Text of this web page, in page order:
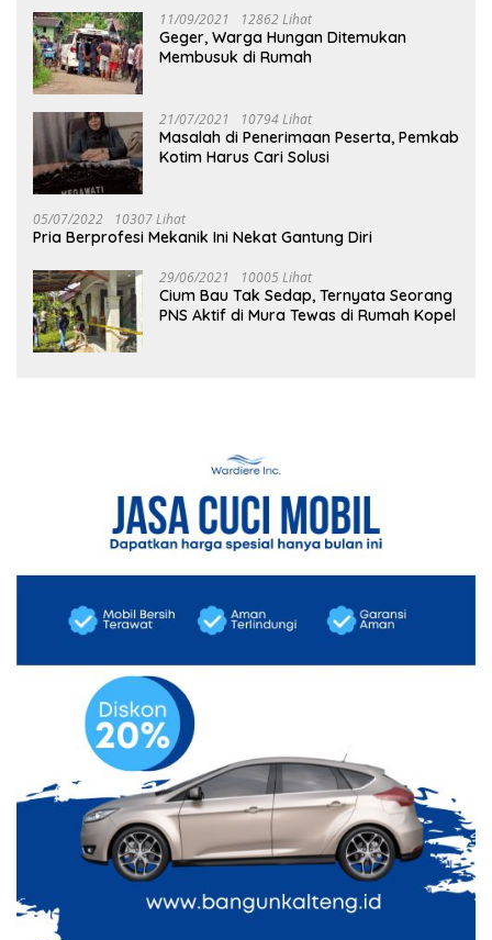
11/09/2021 12862 Lihat
Geger, Warga Hungan Ditemukan
Membusuk di Rumah
21/07/2021 10794 Lihat
Masalah di Penerimaan Peserta, Pemkab
Kotim Harus Cari Solusi
05/07/2022 10307 Lihat
Pria Berprofesi Mekanik Ini Nekat Gantung Diri
29/06/2021 10005 Lihat
Cium Bau Tak Sedap, Ternyata Seorang
PNS Aktif di Mura Tewas di Rumah Kopel